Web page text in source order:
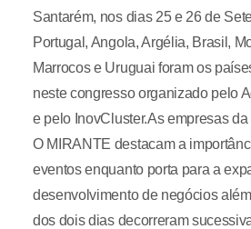
Santarém, nos dias 25 e 26 de
Portugal, Angola, Argélia, Brasil,
Marrocos e Uruguai foram os
neste congresso organizado pelo
e pelo InovCluster.As empresas
O MIRANTE destacam a
eventos enquanto porta para a
desenvolvimento de negócios
dos dois dias decorreram